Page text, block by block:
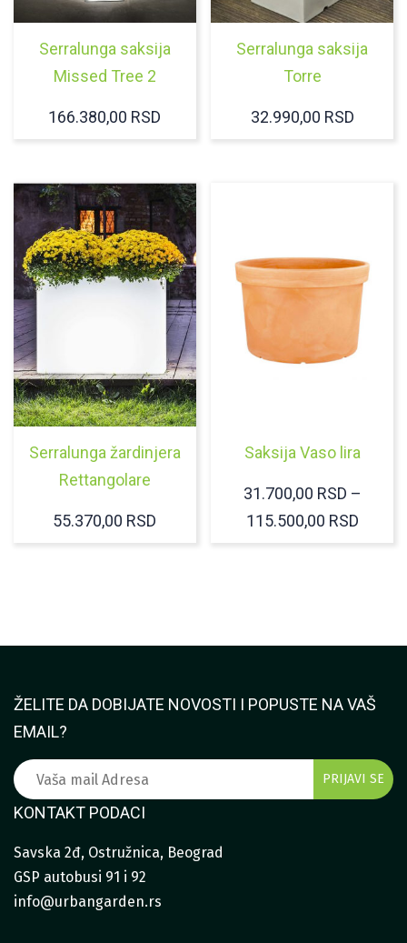
Serralunga saksija
Missed Tree 2
166.380,00 RSD
Serralunga saksija
Torre
32.990,00 RSD
Serralunga žardinjera
Rettangolare
55.370,00 RSD
Saksija Vaso lira
31.700,00 RSD –
115.500,00 RSD
ŽELITE DA DOBIJATE NOVOSTI I POPUSTE NA VAŠ
EMAIL?
KONTAKT PODACI
Savska 2đ, Ostružnica, Beograd
GSP autobusi 91 i 92
info@urbangarden.rs